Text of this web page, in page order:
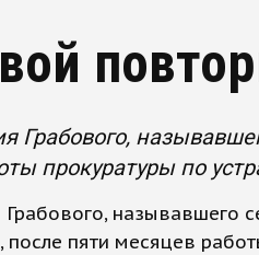
Грабового,
прокуратуры по
Грабового, называвшего
пяти месяцев